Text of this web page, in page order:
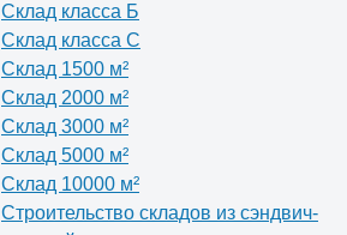
Склад класса Б
Склад класса С
Склад 1500 м²
Склад 2000 м²
Склад 3000 м²
Склад 5000 м²
Склад 10000 м²
Строительство складов из сэндвич-